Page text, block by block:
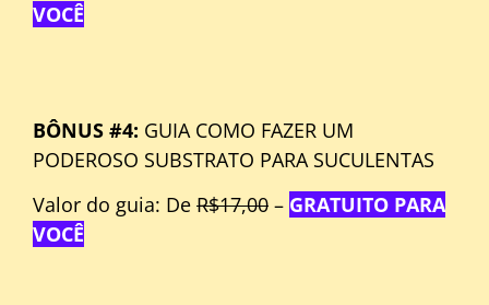
VOCÊ
BÔNUS #4: GUIA COMO FAZER UM
PODEROSO SUBSTRATO PARA SUCULENTAS
Valor do guia: De R$17,00 – GRATUITO PARA
VOCÊ